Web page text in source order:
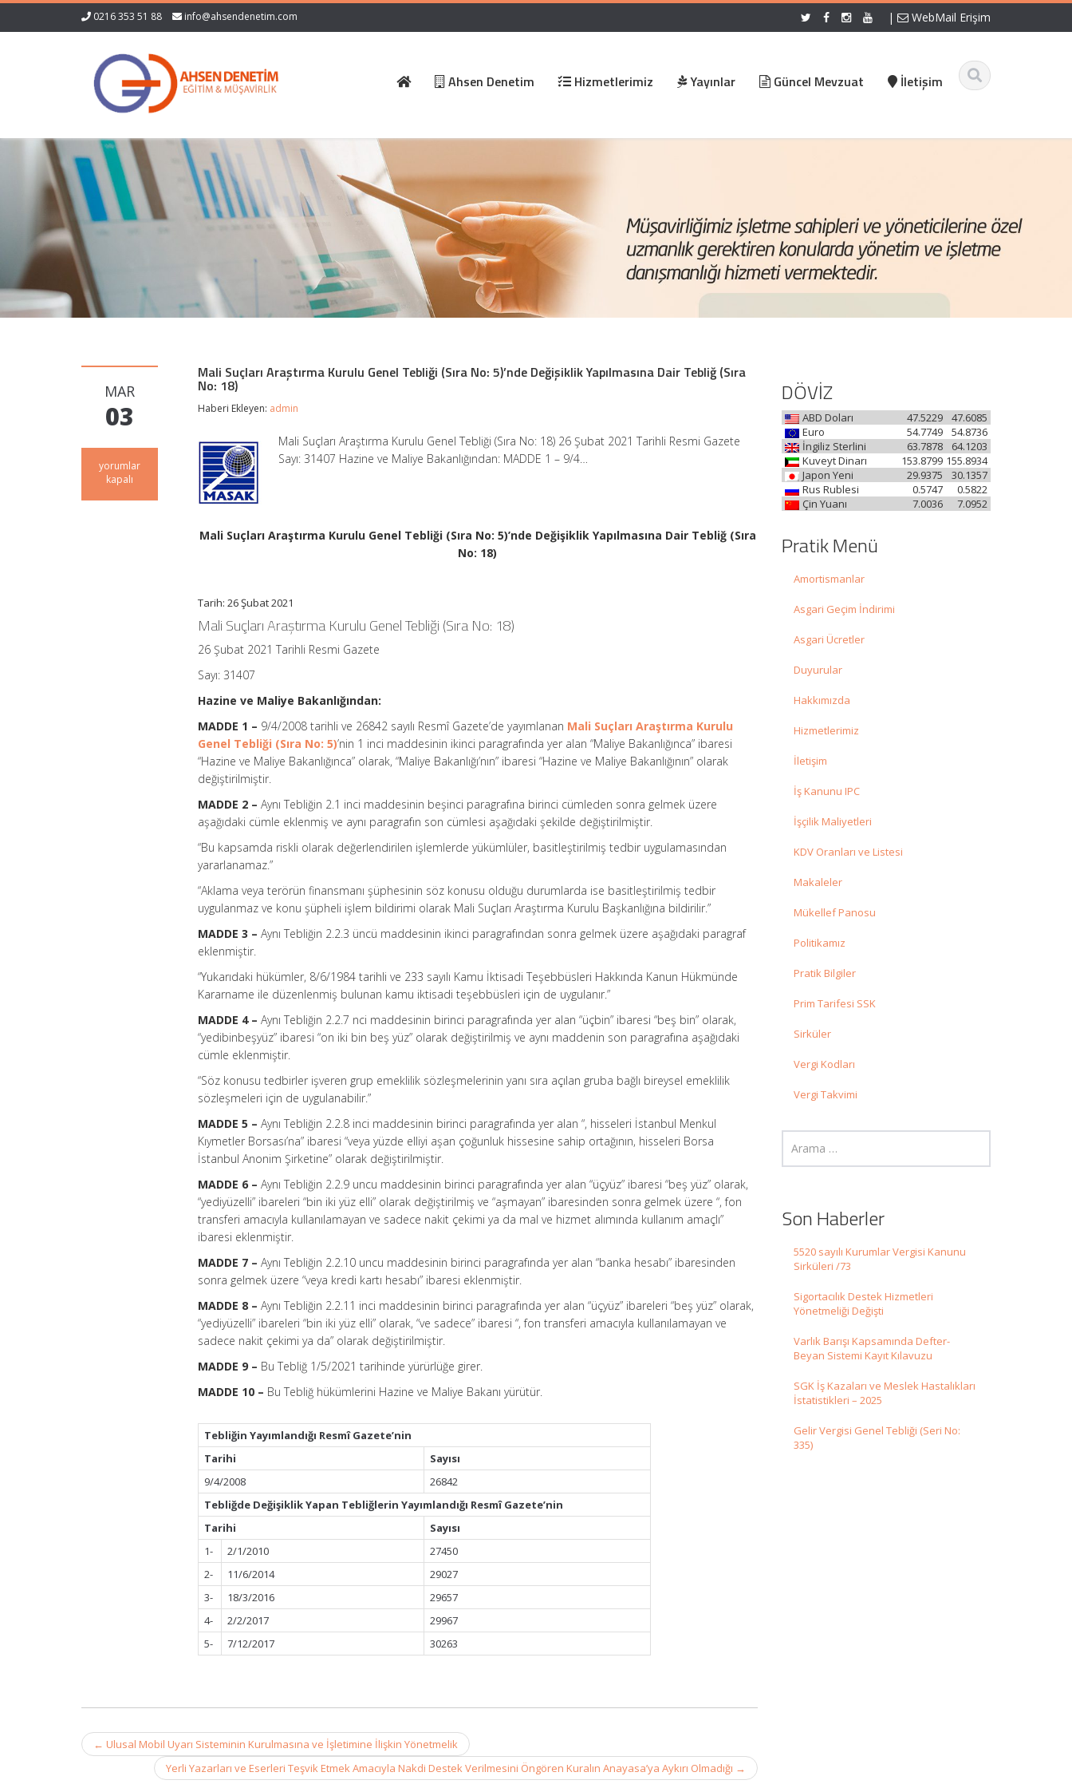
0216 353 51 88 info@ahsendenetim.com | WebMail Erişim
Ahsen Denetim Hizmetlerimiz Yayınlar Güncel Mevzuat İletişim
MAR
03
Mali
Suçları
yorumlar
kapalı
Mali Suçları Araştırma Kurulu Genel Tebliği (Sıra No: 5)’nde Değişiklik Yapılmasına Dair Tebliğ (Sıra
No: 18)
Haberi Ekleyen: admin
Mali Suçları Araştırma Kurulu Genel Tebliği (Sıra No: 18) 26 Şubat 2021 Tarihli Resmi Gazete
Sayı: 31407 Hazine ve Maliye Bakanlığından: MADDE 1 – 9/4…
Mali Suçları Araştırma Kurulu Genel Tebliği (Sıra No: 5)’nde Değişiklik Yapılmasına Dair Tebliğ (Sıra
No: 18)
Tarih: 26 Şubat 2021
Mali Suçları Araştırma Kurulu Genel Tebliği (Sıra No: 18)
26 Şubat 2021 Tarihli Resmi Gazete
Sayı: 31407
Hazine ve Maliye Bakanlığından:
MADDE 1 – 9/4/2008 tarihli ve 26842 sayılı Resmî Gazete’de yayımlanan Mali Suçları Araştırma Kurulu
Genel Tebliği (Sıra No: 5)’nin 1 inci maddesinin ikinci paragrafında yer alan “Maliye Bakanlığınca” ibaresi
“Hazine ve Maliye Bakanlığınca” olarak, “Maliye Bakanlığı’nın” ibaresi “Hazine ve Maliye Bakanlığının” olarak
değiştirilmiştir.
MADDE 2 – Aynı Tebliğin 2.1 inci maddesinin beşinci paragrafına birinci cümleden sonra gelmek üzere
aşağıdaki cümle eklenmiş ve aynı paragrafın son cümlesi aşağıdaki şekilde değiştirilmiştir.
“Bu kapsamda riskli olarak değerlendirilen işlemlerde yükümlüler, basitleştirilmiş tedbir uygulamasından
yararlanamaz.”
“Aklama veya terörün finansmanı şüphesinin söz konusu olduğu durumlarda ise basitleştirilmiş tedbir
uygulanmaz ve konu şüpheli işlem bildirimi olarak Mali Suçları Araştırma Kurulu Başkanlığına bildirilir.”
MADDE 3 – Aynı Tebliğin 2.2.3 üncü maddesinin ikinci paragrafından sonra gelmek üzere aşağıdaki paragraf
eklenmiştir.
“Yukarıdaki hükümler, 8/6/1984 tarihli ve 233 sayılı Kamu İktisadi Teşebbüsleri Hakkında Kanun Hükmünde
Kararname ile düzenlenmiş bulunan kamu iktisadi teşebbüsleri için de uygulanır.”
MADDE 4 – Aynı Tebliğin 2.2.7 nci maddesinin birinci paragrafında yer alan “üçbin” ibaresi “beş bin” olarak,
“yedibinbeşyüz” ibaresi “on iki bin beş yüz” olarak değiştirilmiş ve aynı maddenin son paragrafına aşağıdaki
cümle eklenmiştir.
“Söz konusu tedbirler işveren grup emeklilik sözleşmelerinin yanı sıra açılan gruba bağlı bireysel emeklilik
sözleşmeleri için de uygulanabilir.”
MADDE 5 – Aynı Tebliğin 2.2.8 inci maddesinin birinci paragrafında yer alan “, hisseleri İstanbul Menkul
Kıymetler Borsası’na” ibaresi “veya yüzde elliyi aşan çoğunluk hissesine sahip ortağının, hisseleri Borsa
İstanbul Anonim Şirketine” olarak değiştirilmiştir.
MADDE 6 – Aynı Tebliğin 2.2.9 uncu maddesinin birinci paragrafında yer alan “üçyüz” ibaresi “beş yüz” olarak,
“yediyüzelli” ibareleri “bin iki yüz elli” olarak değiştirilmiş ve “aşmayan” ibaresinden sonra gelmek üzere “, fon
transferi amacıyla kullanılamayan ve sadece nakit çekimi ya da mal ve hizmet alımında kullanım amaçlı”
ibaresi eklenmiştir.
MADDE 7 –Aynı Tebliğin 2.2.10 uncu maddesinin birinci paragrafında yer alan “banka hesabı” ibaresinden
sonra gelmek üzere “veya kredi kartı hesabı” ibaresi eklenmiştir.
MADDE 8 – Aynı Tebliğin 2.2.11 inci maddesinin birinci paragrafında yer alan “üçyüz” ibareleri “beş yüz” olarak,
“yediyüzelli” ibareleri “bin iki yüz elli” olarak, “ve sadece” ibaresi “, fon transferi amacıyla kullanılamayan ve
sadece nakit çekimi ya da” olarak değiştirilmiştir.
MADDE 9 – Bu Tebliğ 1/5/2021 tarihinde yürürlüğe girer.
MADDE 10 – Bu Tebliğ hükümlerini Hazine ve Maliye Bakanı yürütür.
Tebliğin Yayımlandığı Resmî Gazete’nin
Tarihi
Sayısı
9/4/2008
26842
Tebliğde Değişiklik Yapan Tebliğlerin Yayımlandığı Resmî Gazete’nin
Tarihi
Sayısı
1-
2/1/2010
27450
2-
11/6/2014
29027
3-
18/3/2016
29657
4-
2/2/2017
29967
5-
7/12/2017 30263
Post
navigation
← Ulusal Mobil Uyarı Sisteminin Kurulmasına ve İşletimine İlişkin Yönetmelik
Yerli Yazarları ve Eserleri Teşvik Etmek Amacıyla Nakdi Destek Verilmesini Öngören Kuralın Anayasa’ya Aykırı Olmadığı →
DÖVİZ
ABD Doları 47.6085
47.5229
Euro
54.8736
54.7749
İngiliz Sterlini
64.1203
63.7878
Kuveyt Dinarı
155.8934
153.8799
Japon Yeni
30.1357
29.9375
Rus Rublesi
0.5822
0.5747
Çin Yuanı
7.0952
7.0036
Pratik Menü
Amortismanlar
Asgari Geçim İndirimi
Asgari Ücretler
Duyurular
Hakkımızda
Hizmetlerimiz
İletişim
İş Kanunu IPC
İşçilik Maliyetleri
KDV Oranları ve Listesi
Makaleler
Mükellef Panosu
Politikamız
Pratik Bilgiler
Prim Tarifesi SSK
Sirküler
Vergi Kodları
Vergi Takvimi
Son Haberler
5520 sayılı Kurumlar Vergisi Kanunu
Sirküleri /73
Sigortacılık Destek Hizmetleri
Yönetmeliği Değişti
Varlık Barışı Kapsamında Defter-
Beyan Sistemi Kayıt Kılavuzu
SGK İş Kazaları ve Meslek Hastalıkları
İstatistikleri – 2025
Gelir Vergisi Genel Tebliği (Seri No:
335)